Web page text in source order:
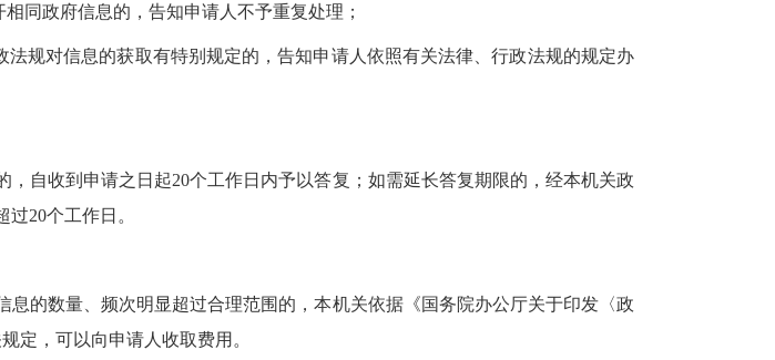
同政府信息的，告知申请人不予重复处理；
规对信息的获取有特别规定的，告知申请人依照有关法律、行政法规的规定办
自收到申请之日起20个工作日内予以答复；如需延长答复期限的，经本机关政
20个工作日。
的数量、频次明显超过合理范围的，本机关依据《国务院办公厅关于印发〈政
定，可以向申请人收取费用。